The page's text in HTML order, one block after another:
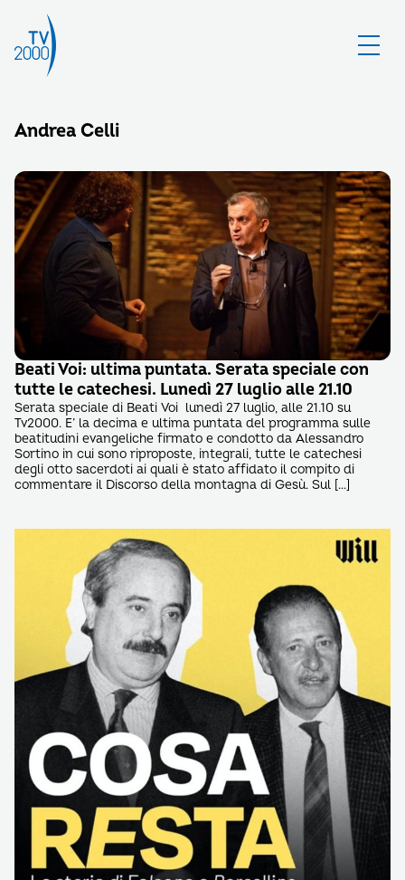
Andrea Celli
Beati Voi: ultima puntata. Serata speciale con
tutte le catechesi. Lunedì 27 luglio alle 21.10
Serata speciale di Beati Voi lunedì 27 luglio, alle 21.10 su
Tv2000. E’ la decima e ultima puntata del programma sulle
beatitudini evangeliche firmato e condotto da Alessandro
Sortino in cui sono riproposte, integrali, tutte le catechesi
degli otto sacerdoti ai quali è stato affidato il compito di
commentare il Discorso della montagna di Gesù. Sul […]